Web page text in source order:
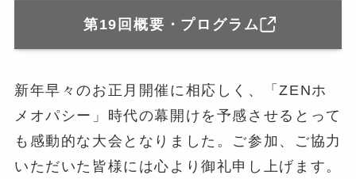
第19回概要・プログラム
新年早々のお正月開催に相応しく、「ZENホ
メオパシー」時代の幕開けを予感させるとって
も感動的な大会となりました。ご参加、ご協力
いただいた皆様には心より御礼申し上げます。